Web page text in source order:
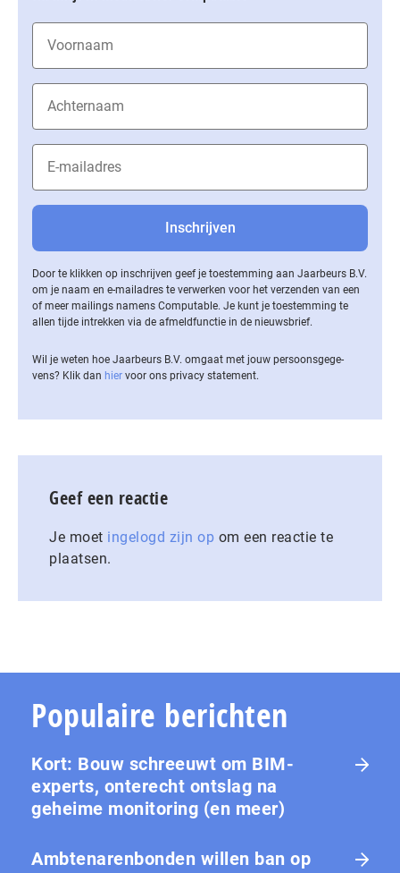
Door te klikken op inschrijven geef je toestemming aan Jaarbeurs B.V.
om je naam en e-mailadres te verwerken voor het verzenden van een
of meer mailings namens Computable. Je kunt je toestemming te
allen tijde intrekken via de af­meld­func­tie in de nieuwsbrief.
Wil je weten hoe Jaarbeurs B.V. omgaat met jouw per­soons­ge­ge­
vens? Klik dan hier voor ons privacy statement.
Geef een reactie
Je moet ingelogd zijn op om een reactie te
plaatsen.
Populaire berichten
Kort: Bouw schreeuwt om BIM-
experts, onterecht ontslag na
geheime monitoring (en meer)
Ambtenarenbonden willen ban op